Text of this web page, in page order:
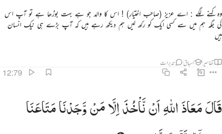
وہ کہنے لگے : اے عزیز (صاحب اختیار) ! اس کا والد جو ہے بہت بوڑھا ہے تو آپ اس
کی جگہ ہم میں سے کسی ایک کو رکھ لیں ہم دیکھ رہے ہیں کہ آپ بڑے ہی نیک انسان
ہیں
تفاسیر اسباق تدبرات
12:79
قال معاذ الله ان ناخذ الا من وجدنا متاعنا عنده انا اذا لظالمون ٧٩
قَالَ مَعَاذَ ٱللَّهِ أَن نَّأْخُذَ إِلَّا مَن وَجَدْنَا مَتَـٰعَنَا عِندَهُۥٓ إِنَّآ إِذًۭا لَّظَـٰلِمُونَ ٧٩
قَالَمَعَاذَاللّٰهِاَنْنَّاْخُذَاِلَّامَنْوَّجَدْنَامَتَاعَنَا